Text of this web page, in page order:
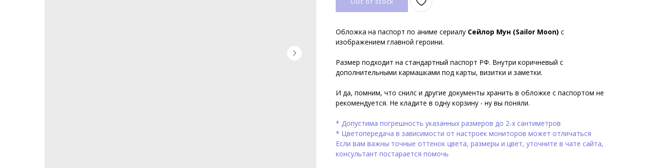
Обложка на паспорт по аниме сериалу Сейлор Мун (Sailor Moon) с
изображением главной героини.
Размер подходит на стандартный паспорт РФ. Внутри коричневый с
дополнительными кармашками под карты, визитки и заметки.
И да, помним, что снилс и другие документы хранить в обложке с паспортом не
рекомендуется. Не кладите в одну корзину - ну вы поняли.
* Допустима погрешность указанных размеров до 2-х сантиметров
* Цветопередача в зависимости от настроек мониторов может отличаться
Если вам важны точные оттенок цвета, размеры и цвет, уточните в чате сайта,
консультант постарается помочь